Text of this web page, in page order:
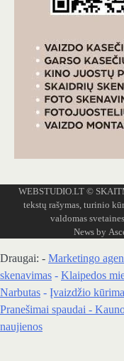
WEBSTUDIO.LT ©
tekstų rašymas, turinio
valdomas
News by
Draugai: - Marketingo
skenavimas - Klaipedos
Narbutas - Įvaizdžio
Pranešimai spaudai -
naujienos